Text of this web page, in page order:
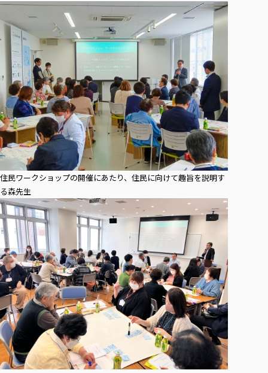
住民ワークショップの開催にあたり、住民に向けて趣旨を説明す
る森先生